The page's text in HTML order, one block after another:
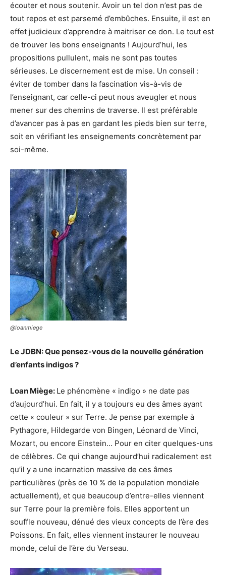
écouter et nous soutenir. Avoir un tel don n’est pas de
tout repos et est parsemé d’embûches. Ensuite, il est en
effet judicieux d’apprendre à maitriser ce don. Le tout est
de trouver les bons enseignants ! Aujourd’hui, les
propositions pullulent, mais ne sont pas toutes
sérieuses. Le discernement est de mise. Un conseil :
éviter de tomber dans la fascination vis-à-vis de
l’enseignant, car celle-ci peut nous aveugler et nous
mener sur des chemins de traverse. Il est préférable
d’avancer pas à pas en gardant les pieds bien sur terre,
soit en vérifiant les enseignements concrètement par
soi-même.
@loanmiege
Le JDBN: Que pensez-vous de la nouvelle génération
d’enfants indigos ?
Loan Miège: Le phénomène « indigo » ne date pas
d’aujourd’hui. En fait, il y a toujours eu des âmes ayant
cette « couleur » sur Terre. Je pense par exemple à
Pythagore, Hildegarde von Bingen, Léonard de Vinci,
Mozart, ou encore Einstein… Pour en citer quelques-uns
de célèbres. Ce qui change aujourd’hui radicalement est
qu’il y a une incarnation massive de ces âmes
particulières (près de 10 % de la population mondiale
actuellement), et que beaucoup d’entre-elles viennent
sur Terre pour la première fois. Elles apportent un
souffle nouveau, dénué des vieux concepts de l’ère des
Poissons. En fait, elles viennent instaurer le nouveau
monde, celui de l’ère du Verseau.